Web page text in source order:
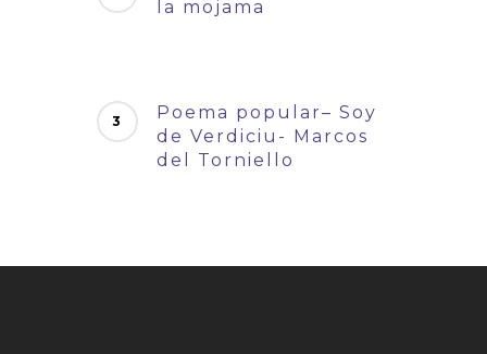
la mojama
Poema popular– Soy
de Verdiciu- Marcos
del Torniello